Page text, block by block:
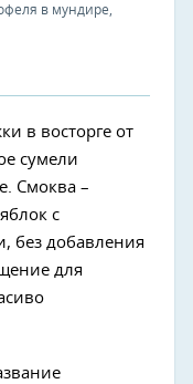
в мундире,
в восторге от
сумели
Смоква –
с
без добавления
для